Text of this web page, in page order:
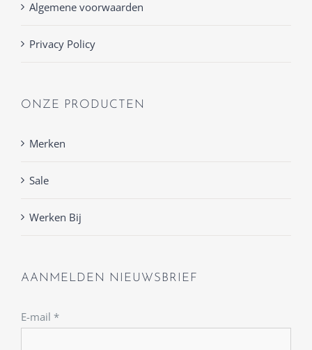
Algemene voorwaarden
Privacy Policy
ONZE PRODUCTEN
Merken
Sale
Werken Bij
AANMELDEN NIEUWSBRIEF
E-mail *